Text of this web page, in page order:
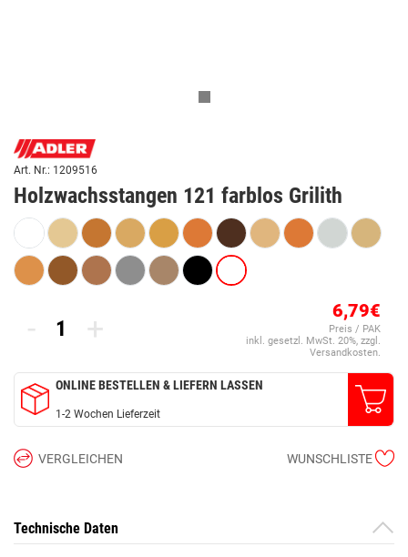
Art. Nr.: 1209516
Holzwachsstangen 121 farblos Grilith
- + 6,79€
Preis / PAK
inkl. gesetzl. MwSt. 20%, zzgl.
Versandkosten.
ONLINE BESTELLEN & LIEFERN LASSEN
1-2 Wochen Lieferzeit
VERGLEICHEN WUNSCHLISTE
Technische Daten